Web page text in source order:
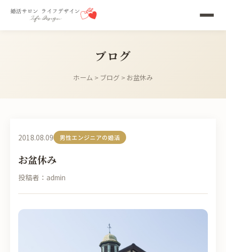
ブログ
ホーム > ブログ > お盆休み
2018.08.09 男性エンジニアの婚活
お盆休み
投稿者：admin